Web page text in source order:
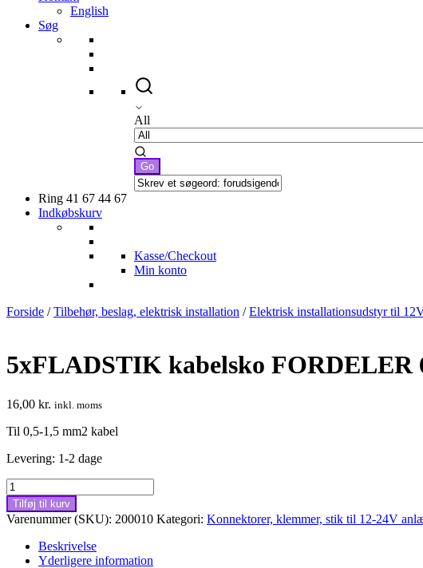
English
Søg
All
Ring 41 67 44 67
Indkøbskurv
Kasse/Checkout
Min konto
Forside /Tilbehør, beslag, elektrisk installation /Elektrisk installationsudstyr til
5xFLADSTIK kabelsko FORDELER
16,00 kr. inkl. moms
Til 0,5-1,5 mm2 kabel
Levering: 1-2 dage
5xFLADSTIK
kabelsko
FORDELER
6,3
RØD
Tilføj til kurv
Varenummer (SKU): 200010 Kategori: Konnektorer, klemmer, stik til 12-24V
Beskrivelse
Yderligere information